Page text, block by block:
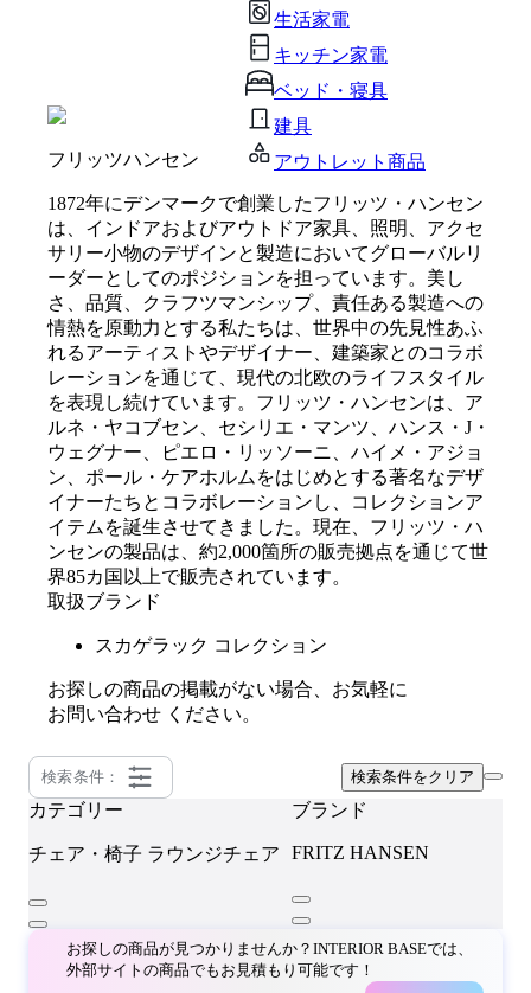
生活家電
キッチン家電
ベッド・寝具
建具
アウトレット商品
フリッツハンセン
1872年にデンマークで創業したフリッツ・ハンセン
は、インドアおよびアウトドア家具、照明、アクセ
サリー小物のデザインと製造においてグローバルリ
ーダーとしてのポジションを担っています。美し
さ、品質、クラフツマンシップ、責任ある製造への
情熱を原動力とする私たちは、世界中の先見性あふ
れるアーティストやデザイナー、建築家とのコラボ
レーションを通じて、現代の北欧のライフスタイル
を表現し続けています。フリッツ・ハンセンは、ア
ルネ・ヤコブセン、セシリエ・マンツ、ハンス・J・
ウェグナー、ピエロ・リッソーニ、ハイメ・アジョ
ン、ポール・ケアホルムをはじめとする著名なデザ
イナーたちとコラボレーションし、コレクションア
イテムを誕生させてきました。現在、フリッツ・ハ
ンセンの製品は、約2,000箇所の販売拠点を通じて世
界85カ国以上で販売されています。
取扱ブランド
スカゲラック コレクション
お探しの商品の掲載がない場合、お気軽に
お問い合わせ ください。
検索条件： 検索条件をクリア
カテゴリー
チェア・椅子 ラウンジチェア
ブランド
FRITZ HANSEN
お探しの商品が見つかりませんか？INTERIOR BASEでは、
外部サイトの商品でもお見積もり可能です！